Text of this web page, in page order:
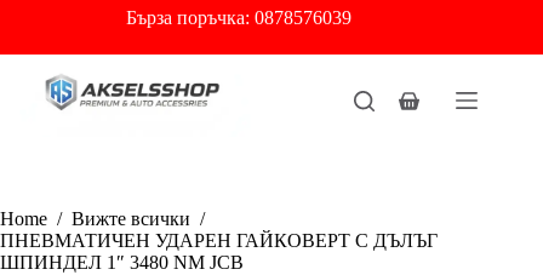
content
Бърза поръчка: 0878576039
Shopping
Home / Вижте всички /
ПНЕВМАТИЧЕН УДАРЕН ГАЙКОВЕРТ С ДЪЛЪГ
ШПИНДЕЛ 1″ 3480 NM JCB